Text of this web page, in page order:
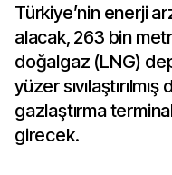
Türkiye’nin enerji
alacak, 263 bin
doğalgaz (LNG)
yüzer
gazlaştırma
girecek.